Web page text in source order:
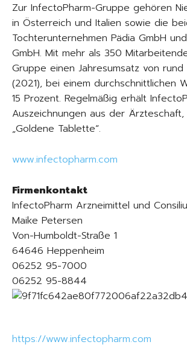
Zur InfectoPharm-Gruppe gehören
in Österreich und Italien sowie die
Tochterunternehmen Pädia GmbH
GmbH. Mit mehr als 350
Gruppe einen Jahresumsatz von rund
(2021), bei einem durchschnittlichen
15 Prozent. Regelmäßig erhält
Auszeichnungen aus der
„Goldene Tablette“.
www.infectopharm.com
Firmenkontakt
InfectoPharm Arzneimittel und
Maike Petersen
Von-Humboldt-Straße 1
64646 Heppenheim
06252 95-7000
06252 95-8844
https://www.infectopharm.com